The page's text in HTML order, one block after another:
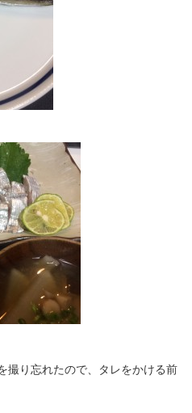
撮り忘れたので、タレをかける前